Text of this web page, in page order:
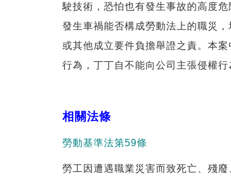
駛技術，恐怕也有發生事故的高度
發生車禍能否構成勞動法上的職災
或其他成立要件負擔舉證之責。本
行為，丁丁自不能向公司主張侵權行
相關法條
勞動基準法第59條
勞工因遭遇職業災害而致死亡、殘